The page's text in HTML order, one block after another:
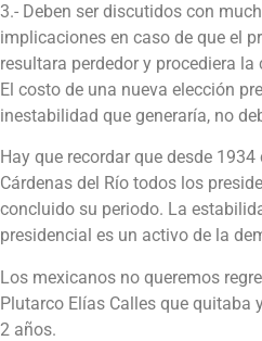
3.- Deben ser discutidos con
implicaciones en caso de que el
resultara perdedor y procediera
El costo de una nueva elección
inestabilidad que generaría, no
Hay que recordar que desde
Cárdenas del Río todos los
concluido su periodo. La
presidencial es un activo de la
Los mexicanos no queremos
Plutarco Elías Calles que quitaba
2 años.